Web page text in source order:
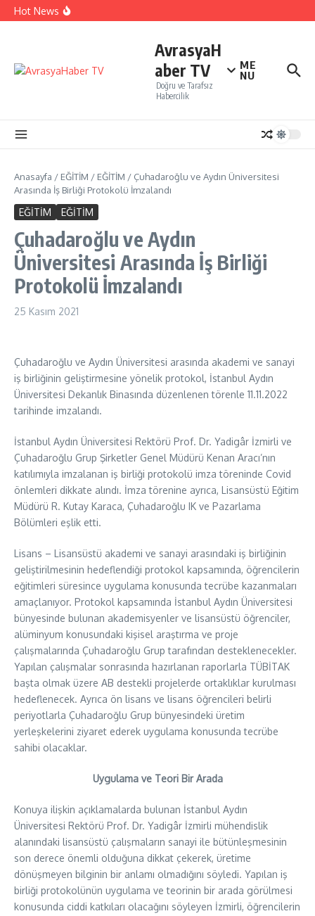
İçeriğe atla
Hot News
Perakendenin geleceği yapay zeka ile yazıldı
AvrasyaH
aber TV
Doğru ve Tarafsız
Habercilik
ME
NU
Anasayfa / EĞİTİM / EĞİTİM / Çuhadaroğlu ve Aydın Üniversitesi
Arasında İş Birliği Protokolü İmzalandı
EĞİTİM EĞİTİM
Çuhadaroğlu ve Aydın
Üniversitesi Arasında İş Birliği
Protokolü İmzalandı
25 Kasım 2021
Çuhadaroğlu ve Aydın Üniversitesi arasında akademi ve sanayi
iş birliğinin geliştirmesine yönelik protokol, İstanbul Aydın
Üniversitesi Dekanlık Binasında düzenlenen törenle 11.11.2022
tarihinde imzalandı.
İstanbul Aydın Üniversitesi Rektörü Prof. Dr. Yadigâr İzmirli ve
Çuhadaroğlu Grup Şirketler Genel Müdürü Kenan Aracı’nın
katılımıyla imzalanan iş birliği protokolü imza töreninde Covid
önlemleri dikkate alındı. İmza törenine ayrıca, Lisansüstü Eğitim
Müdürü R. Kutay Karaca, Çuhadaroğlu IK ve Pazarlama
Bölümleri eşlik etti.
Lisans – Lisansüstü akademi ve sanayi arasındaki iş birliğinin
geliştirilmesinin hedeflendiği protokol kapsamında, öğrencilerin
eğitimleri süresince uygulama konusunda tecrübe kazanmaları
amaçlanıyor. Protokol kapsamında İstanbul Aydın Üniversitesi
bünyesinde bulunan akademisyenler ve lisansüstü öğrenciler,
alüminyum konusundaki kişisel araştırma ve proje
çalışmalarında Çuhadaroğlu Grup tarafından desteklenecekler.
Yapılan çalışmalar sonrasında hazırlanan raporlarla TÜBİTAK
başta olmak üzere AB destekli projelerde ortaklıklar kurulması
hedeflenecek. Ayrıca ön lisans ve lisans öğrencileri belirli
periyotlarla Çuhadaroğlu Grup bünyesindeki üretim
yerleşkelerini ziyaret ederek uygulama konusunda tecrübe
sahibi olacaklar.
Uygulama ve Teori Bir Arada
Konuya ilişkin açıklamalarda bulunan İstanbul Aydın
Üniversitesi Rektörü Prof. Dr. Yadigâr İzmirli mühendislik
alanındaki lisansüstü çalışmaların sanayi ile bütünleşmesinin
son derece önemli olduğuna dikkat çekerek, üretime
dönüşmeyen bilginin bir anlamı olmadığını söyledi. Yapılan iş
birliği protokolünün uygulama ve teorinin bir arada görülmesi
konusunda ciddi katkıları olacağını söyleyen İzmirli, öğrencilerin